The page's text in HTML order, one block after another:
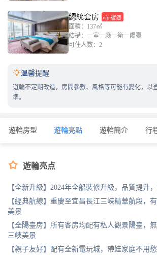
總統套房 vip禮遇
面積：137㎡
結構：一室一廳一衛一陽臺
可住人数：2
溫馨提醒
遊輪不定期改造，房間參數、風格等可能有變化，以
準。
遊輪房型 遊輪亮點 遊輪簡介 行
 遊輪亮点
【全新升級】2024年全船裝修升級，品質提升
【經典航線】重慶至宜昌長江三峽精華航段，
美景
【全陽臺房】所有客房均配有私人觀景陽臺，
三峽美景
【親子友好】配有全新電玩城，帶娃家庭不用愁